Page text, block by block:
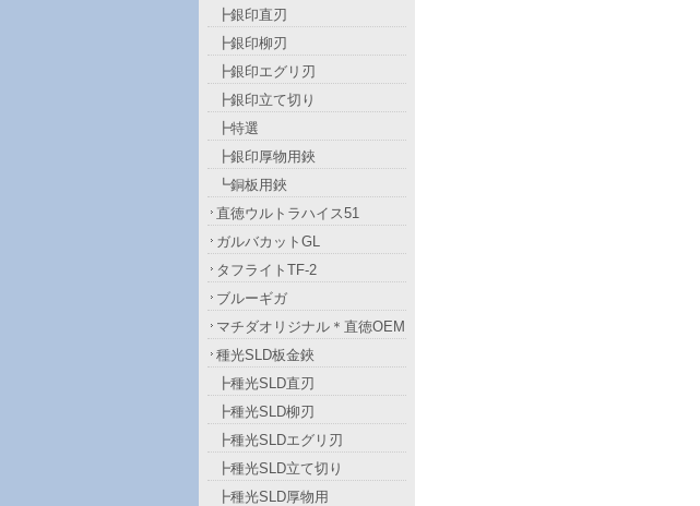
┣銀印直刃
┣銀印柳刃
┣銀印エグリ刃
┣銀印立て切り
┣特選
┣銀印厚物用鋏
┗銅板用鋏
直徳ウルトラハイス51
ガルバカットGL
タフライトTF-2
ブルーギガ
マチダオリジナル＊直徳OEM
種光SLD板金鋏
┣種光SLD直刃
┣種光SLD柳刃
┣種光SLDエグリ刃
┣種光SLD立て切り
┣種光SLD厚物用